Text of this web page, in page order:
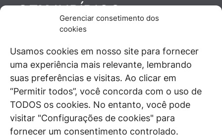
Gerenciar consetimento dos
cookies
Usamos cookies em nosso site para fornecer
uma experiência mais relevante, lembrando
suas preferências e visitas. Ao clicar em
“Permitir todos”, você concorda com o uso de
TODOS os cookies. No entanto, você pode
visitar "Configurações de cookies" para
fornecer um consentimento controlado.
GENJURÍDICO
De maneira independente, os autores e
juristas e doutrinadores nacionais, se posicionam
diante de questões relevantes do cotidiano e
universo jurídico.